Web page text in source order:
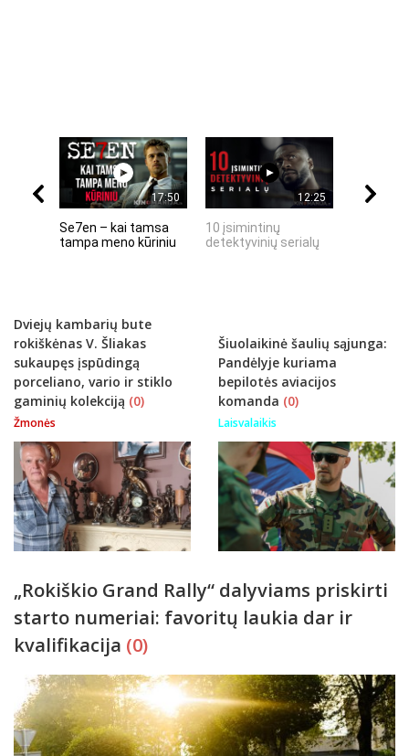
17:50
Se7en – kai tamsa
tampa meno kūriniu
12:25
10 įsimintinų
detektyvinių serialų
Dviejų kambarių bute
rokiškėnas V. Šliakas
sukaupęs įspūdingą
porceliano, vario ir stiklo
gaminių kolekciją (0)
Žmonės
Šiuolaikinė šaulių sąjunga:
Pandėlyje kuriama
bepilotės aviacijos
komanda (0)
Laisvalaikis
„Rokiškio Grand Rally“ dalyviams priskirti
starto numeriai: favoritų laukia dar ir
kvalifikacija (0)